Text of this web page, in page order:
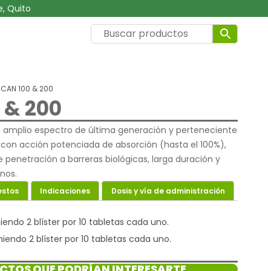
Quito
100 & 200
& 200
espectro de última generación y perteneciente
acción potenciada de absorción (hasta el 100%),
a barreras biológicas, larga duración y
Indicaciones Dosis y vía de administración
2 blíster por 10 tabletas cada uno.
2 blíster por 10 tabletas cada uno.